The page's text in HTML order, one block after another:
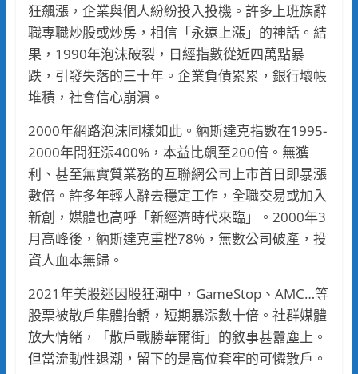
狂飆漲，企業與個人紛紛投入投機。許多上班族辭
職專職炒股或炒房，相信「永遠上漲」的神話。結
果，1990年泡沫破裂，日經指數從近四萬點暴
跌，引發失落的三十年。企業負債累累，銀行壞帳
堆積，社會信心崩潰。
2000年網路泡沫同樣如此。納斯達克指數在1995-
2000年間狂漲400%，本益比飆至200倍。無獲
利、甚至無實質業務的互聯網公司上市首日即暴漲
數倍。許多年輕人辭去穩定工作，全職交易或加入
新創，媒體也高呼「新經濟時代來臨」。2000年3
月高峰後，納斯達克重挫78%，無數公司破產，投
資人血本無歸。
2021年美股迷因股狂潮中，GameStop、AMC…等
股票被散戶集體抬轎，短期暴漲數十倍。社群媒體
放大情緒，「散戶戰勝華爾街」的敘事甚囂塵上。
但當流動性退潮，留下的是高位套牢的可憐散戶。